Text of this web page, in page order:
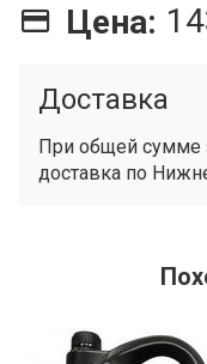
Цена:
Доставка
При общей сумме
доставка по